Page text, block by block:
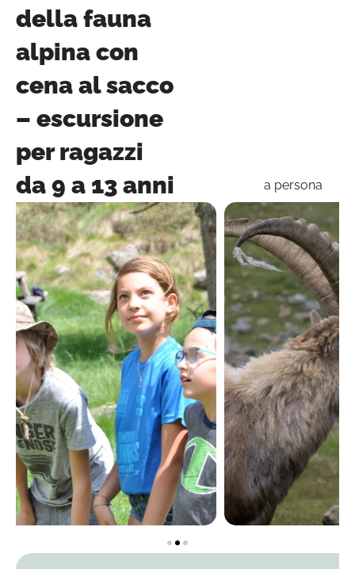
della fauna
alpina con
cena al sacco
– escursione
per ragazzi
da 9 a 13 anni
a persona